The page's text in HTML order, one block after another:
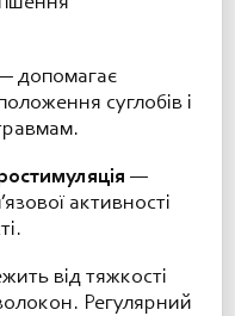
допомагає
суглобів і
—
активності
від тяжкості
Регулярний